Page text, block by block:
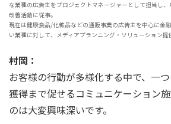
な業種の広告主をプロジェクトマネージャーとして担当し、
改善活動に従事。
現在は健康食品/化粧品などの通販事業の広告主を中心に金
い業種に対して、メディアプランニング・ソリューション提
村岡：
お客様の行動が多様化する中で、一
獲得まで促せるコミュニケーション
のは大変興味深いです。